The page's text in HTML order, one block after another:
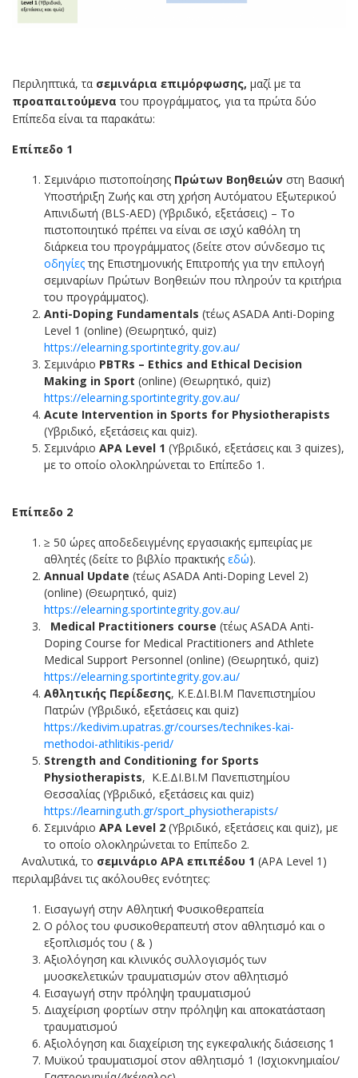
Περιληπτικά, τα σεμινάρια επιμόρφωσης, μαζί με τα
προαπαιτούμενα του προγράμματος, για τα πρώτα δύο
Επίπεδα είναι τα παρακάτω:
Επίπεδο 1
Σεμινάριο πιστοποίησης Πρώτων Βοηθειών στη Βασική
Υποστήριξη Ζωής και στη χρήση Αυτόματου Εξωτερικού
Απινιδωτή (BLS-AED) (Υβριδικό, εξετάσεις) – Το
πιστοποιητικό πρέπει να είναι σε ισχύ καθόλη τη
διάρκεια του προγράμματος (δείτε στον σύνδεσμο τις
οδηγίες της Επιστημονικής Επιτροπής για την επιλογή
σεμιναρίων Πρώτων Βοηθειών που πληρούν τα κριτήρια
του προγράμματος).
Anti-Doping Fundamentals (τέως ASADA Anti-Doping
Level 1 (online) (Θεωρητικό, quiz)
https://elearning.sportintegrity.gov.au/
Σεμινάριο PBTRs – Ethics and Ethical Decision
Making in Sport (online) (Θεωρητικό, quiz)
https://elearning.sportintegrity.gov.au/
Acute Intervention in Sports for Physiotherapists
(Υβριδικό, εξετάσεις και quiz).
Σεμινάριο APA Level 1 (Υβριδικό, εξετάσεις και 3 quizes),
με το οποίο ολοκληρώνεται το Επίπεδο 1.
Επίπεδο 2
≥ 50 ώρες αποδεδειγμένης εργασιακής εμπειρίας με
αθλητές (δείτε το βιβλίο πρακτικής εδώ).
Annual Update (τέως ASADA Anti-Doping Level 2)
(online) (Θεωρητικό, quiz)
https://elearning.sportintegrity.gov.au/
Medical Practitioners course (τέως ASADA Anti-
Doping Course for Medical Practitioners and Athlete
Medical Support Personnel (online) (Θεωρητικό, quiz)
https://elearning.sportintegrity.gov.au/
Αθλητικής Περίδεσης, Κ.Ε.ΔΙ.ΒΙ.Μ Πανεπιστημίου
Πατρών (Υβριδικό, εξετάσεις και quiz)
https://kedivim.upatras.gr/courses/technikes-kai-
methodoi-athlitikis-perid/
Strength and Conditioning for Sports
Physiotherapists, Κ.Ε.ΔΙ.ΒΙ.Μ Πανεπιστημίου
Θεσσαλίας (Υβριδικό, εξετάσεις και quiz)
https://learning.uth.gr/sport_physiotherapists/
Σεμινάριο APA Level 2 (Υβριδικό, εξετάσεις και quiz), με
το οποίο ολοκληρώνεται το Επίπεδο 2.
Αναλυτικά, το σεμινάριο APA επιπέδου 1 (APA Level 1)
περιλαμβάνει τις ακόλουθες ενότητες:
Εισαγωγή στην Αθλητική Φυσικοθεραπεία
Ο ρόλος του φυσικοθεραπευτή στον αθλητισμό και ο
εξοπλισμός του ( & )
Αξιολόγηση και κλινικός συλλογισμός των
μυοσκελετικών τραυματισμών στον αθλητισμό
Εισαγωγή στην πρόληψη τραυματισμού
Διαχείριση φορτίων στην πρόληψη και αποκατάσταση
τραυματισμού
Αξιολόγηση και διαχείριση της εγκεφαλικής διάσεισης 1
Μυϊκού τραυματισμοί στον αθλητισμό 1 (Ισχιοκνημιαίοι/